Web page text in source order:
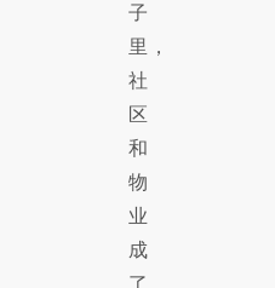
子
里，
社
区
和
物
业
成
了